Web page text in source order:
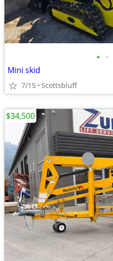
• •
Mini skid
7/15 Scottsbluff
$34,500